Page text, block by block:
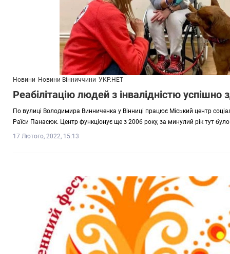
Новини Новини Вінниччини УКР.НЕТ
Реабілітацію людей з інвалідністю
По вулиці Володимира Винниченка у Вінниці працює Міський центр
Раїси Панасюк. Центр функціонує ще з 2006 року, за минулий рік тут
17 Лютого, 2022, 15:13